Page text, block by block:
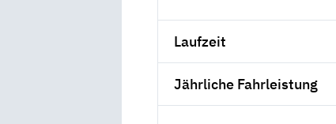
Laufzeit
Jährliche Fahrleistung